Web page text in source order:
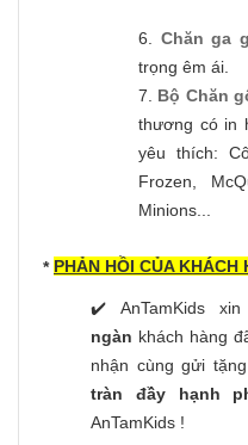
6. Chăn ga
trọng êm ái.
7. Bộ Chăn
thương có in
yêu thích:
Frozen,
Minions...
* PHẢN HỒI CỦA KHÁCH
✔️ AnTamKids
ngàn khách hàng
nhận cùng gửi
tràn đầy hạnh
AnTamKids !